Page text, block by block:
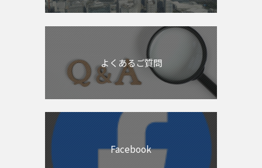
よくあるご質問
Facebook